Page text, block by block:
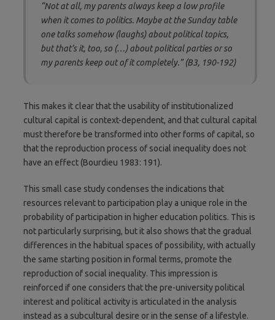
“Not at all, my parents always keep a low profile
when it comes to politics. Maybe at the Sunday table
one talks somehow (laughs) about political topics,
but that’s it, too, so (…) about political parties or so
my parents keep out of it completely.” (B3, 190-192)
This makes it clear that the usability of institutionalized
cultural capital is context-dependent, and that cultural capital
must therefore be transformed into other forms of capital, so
that the reproduction process of social inequality does not
have an effect (Bourdieu 1983: 191).
This small case study condenses the indications that
resources relevant to participation play a unique role in the
probability of participation in higher education politics. This is
not particularly surprising, but it also shows that the gradual
differences in the habitual spaces of possibility, with actually
the same starting position in formal terms, promote the
reproduction of social inequality. This impression is
reinforced if one considers that the pre-university political
interest and political activity is articulated in the analysis
instead as a subcultural desire or in the sense of a lifestyle.